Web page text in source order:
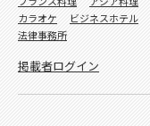
カラオケ
ビジネスホテル
法律事務所
掲載者ログイン